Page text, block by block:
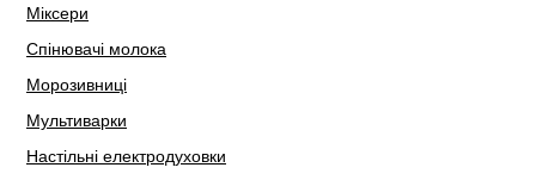
Міксери
Спінювачі молока
Морозивниці
Мультиварки
Настільні електродуховки